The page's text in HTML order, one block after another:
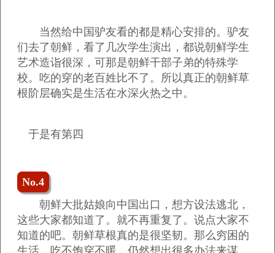
当然给中国驴友看的都是精心安排的。驴友
们去了朝鲜，看了几次学生演出，都说朝鲜学生
艺术造诣很深，可那是朝鲜干部子弟的特殊学
校。吃的穿的老百姓比不了。所以真正的朝鲜草
根阶层确实是生活在水深火热之中。
于是有第四
No.4
朝鲜大批姑娘向中国出口，想方设法逃北，
这些大家都知道了。就不再重复了。说点大家不
知道的吧。朝鲜草根真的是很坚韧。那么穷困的